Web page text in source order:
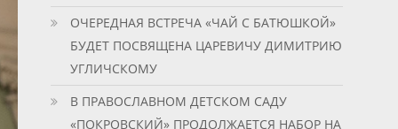
ОЧЕРЕДНАЯ ВСТРЕЧА «ЧАЙ С БАТЮШКОЙ»
БУДЕТ ПОСВЯЩЕНА ЦАРЕВИЧУ ДИМИТРИЮ
УГЛИЧСКОМУ
В ПРАВОСЛАВНОМ ДЕТСКОМ САДУ
«ПОКРОВСКИЙ» ПРОДОЛЖАЕТСЯ НАБОР НА